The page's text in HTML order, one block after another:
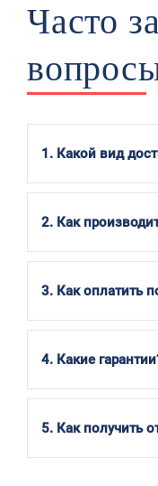
Часто
1. Какой вид
2. Как
3. Как оплатить
4. Какие
5. Как получить